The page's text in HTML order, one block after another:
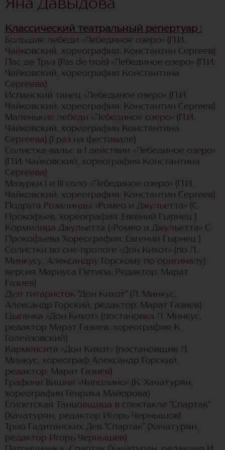
Яна Давыдова
Классический театральный репертуар :
Большие лебеди «Лебединое озеро» (П.И.
Чайковский, хореография: Константин Сергеев).
Пас де Труа (Pas de trois) «Лебединое озеро» (П.И.
Чайковский, хореография Константина
Сергеева)
Испанский танец «Лебединое озеро» (П.И.
Чайковский, хореография: Константин Сергеев)
Маленькие лебеди «Лебединое озеро» (П.И.
Чайковский, хореография Константина
Сергеева) (1 раз на фестивале)
Солистка-вальс в I действии «Лебединое озеро»
(П.И. Чайковский, хореография Константина
Сергеева)
Мазурки I и III соло «Лебединое озеро» (П.И.
Чайковский, хореография: Константин Сергеев)
Подруга Розалинды «Ромео и Джульетта» (С.
Прокофьев, хореография: Евгений Гырнец )
Кормилица Джульетта («Ромео и Джульетта» С.
Прокофьева Хореография: Евгений Гырнец )
Солистки во сне-прологе «Дон Кихот» (по Л.
Минкусу, Александру Горскому по оригиналу)
версия Мариуса Петипа, Редактор: Марат
Газиев)
Дуэт гитаристок "Дон Кихот" (Л. Минкус,
Александр Горский, редактор: Марат Газиев)
Цыганка «Дон Кихот» (постановка Л. Минкус,
редактор Марат Газиев, хореография К.
Голейзовский)
Карменсита «Дон Кихот» (постановщик Л.
Минкус, хореограф Александр Горский,
редактор: Марат Газиев)
Графиня Вишня «Чиполино» (К. Хачатурян,
хореография Генриха Майорова)
Египетская Танцовщица в спектакле "Спартак"
(Хачатурян, редактор Игорь Чернышов)
Трио Гадитанских Дев "Спартак" (Хачатурян,
редактор Игорь Чернышев)